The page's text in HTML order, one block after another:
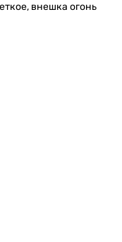
внешка огонь